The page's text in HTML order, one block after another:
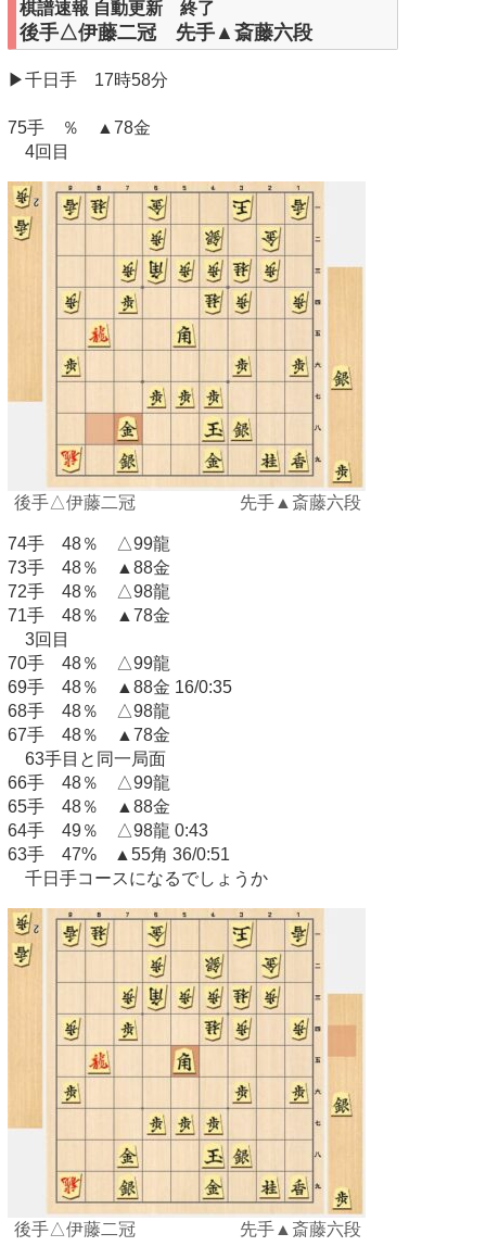
棋譜速報 自動更新 終了
後手△伊藤二冠 先手▲斎藤六段
▶千日手 17時58分
75手 ％ ▲78金
4回目
後手△伊藤二冠 先手▲斎藤六段
74手 48％ △99龍
73手 48％ ▲88金
72手 48％ △98龍
71手 48％ ▲78金
3回目
70手 48％ △99龍
69手 48％ ▲88金 16/0:35
68手 48％ △98龍
67手 48％ ▲78金
63手目と同一局面
66手 48％ △99龍
65手 48％ ▲88金
64手 49％ △98龍 0:43
63手 47% ▲55角 36/0:51
千日手コースになるでしょうか
後手△伊藤二冠 先手▲斎藤六段